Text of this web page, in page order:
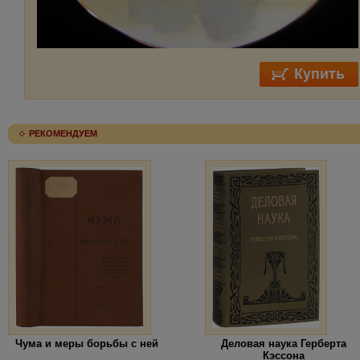
РЕКОМЕНДУЕМ
Чума и меры борьбы с ней
Деловая наука Герберта
Кэссона